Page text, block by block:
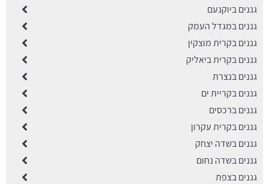
גננים ביוקנעם
גננים במגדל העמק
גננים בקרית מוצקין
גננים בקרית ביאליק
גננים בנצרת
גננים בקריית ים
גננים ברכסים
גננים בקרית עקרון
גננים בשדה יצחק
גננים בשדה נחום
גננים בצפת